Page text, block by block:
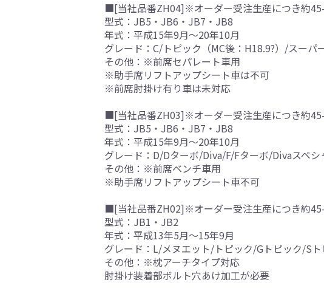
■[当社品番ZH04]※オーダー受注生産につき約
型式：JB5・JB6・JB7・JB8
年式：平成15年9月～20年10月
グレード：C/トピック（MC後：H18.9?）/スー
その他：※前席セパレート車用
※助手席リフトアップシート車は不可
※前席肘掛け有り車は未対応
■[当社品番ZH03]※オーダー受注生産につき約
型式：JB5・JB6・JB7・JB8
年式：平成15年9月～20年10月
グレード：D/Dターボ/Diva/F/Fターボ/Divaスペ
その他：※前席ベンチ車用
※助手席リフトアップシート車不可
■[当社品番ZH02]※オーダー受注生産につき約
型式：JB1・JB2
年式：平成13年5月～15年9月
グレード：L/メヌエット/トピック/Gトピック/Sト
その他：※枕アーチタイプ対応
肘掛け装着部ボルト穴あけ加工が必要